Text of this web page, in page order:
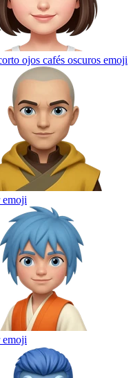
ojos cafés oscuros emoji
emoji
emoji